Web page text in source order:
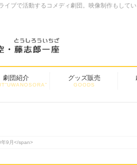
イブで活動するコメディ劇団。映像制作もしてい
劇団紹介 グッズ販売
GOODS
9月</span>